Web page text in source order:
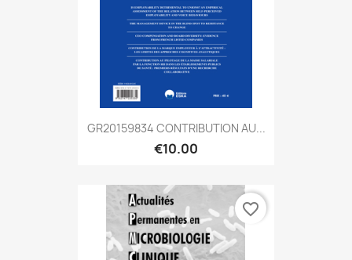
GR20159834 CONTRIBUTION AU...
€10.00
favorite_border